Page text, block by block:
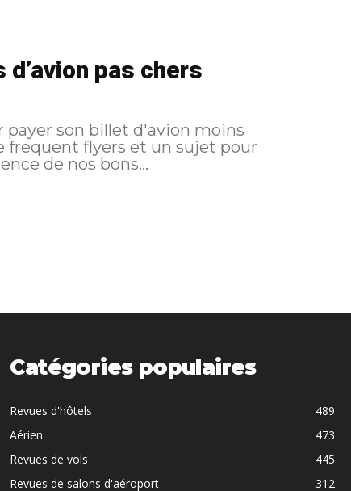
pas chers
payer son billet d'avion moins
frequent flyers et un sujet pour
de nos bons...
Catégories populaires
Revues d'hôtels
489
Aérien
473
Revues de vols
445
Revues de salons d'aéroport
312